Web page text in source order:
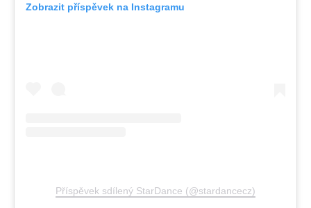
Zobrazit příspěvek na Instagramu
Příspěvek sdílený StarDance (@stardancecz)